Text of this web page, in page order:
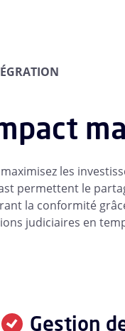
les
permettent le
la conformité
judiciaires en
Gestion